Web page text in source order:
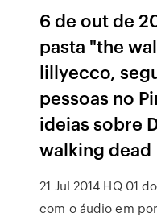
6 de out de
pasta "the
lillyecco,
pessoas no
ideias sobre
walking dead
21 Jul 2014 HQ 01
com o áudio em